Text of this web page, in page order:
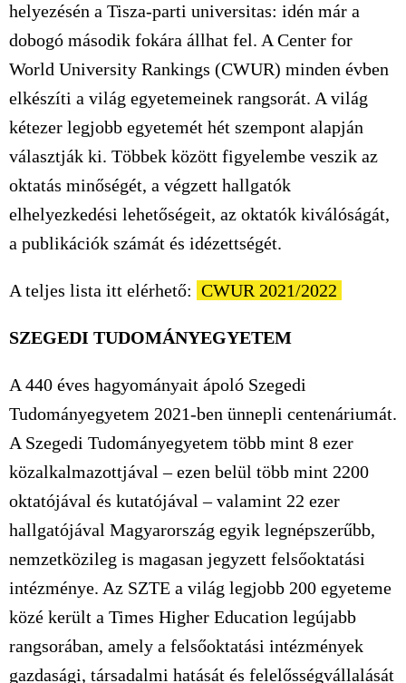
helyezésén a Tisza-parti universitas: idén már a
dobogó második fokára állhat fel. A Center for
World University Rankings (CWUR) minden évben
elkészíti a világ egyetemeinek rangsorát. A világ
kétezer legjobb egyetemét hét szempont alapján
választják ki. Többek között figyelembe veszik az
oktatás minőségét, a végzett hallgatók
elhelyezkedési lehetőségeit, az oktatók kiválóságát,
a publikációk számát és idézettségét.
A teljes lista itt elérhető: CWUR 2021/2022
SZEGEDI TUDOMÁNYEGYETEM
A 440 éves hagyományait ápoló Szegedi
Tudományegyetem 2021-ben ünnepli centenáriumát.
A Szegedi Tudományegyetem több mint 8 ezer
közalkalmazottjával – ezen belül több mint 2200
oktatójával és kutatójával – valamint 22 ezer
hallgatójával Magyarország egyik legnépszerűbb,
nemzetközileg is magasan jegyzett felsőoktatási
intézménye. Az SZTE a világ legjobb 200 egyeteme
közé került a Times Higher Education legújabb
rangsorában, amely a felsőoktatási intézmények
gazdasági, társadalmi hatását és felelősségvállalását